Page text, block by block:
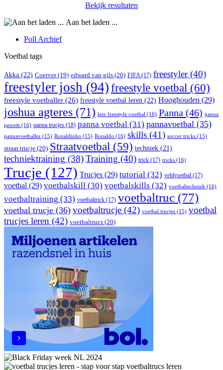
Bekijk resultaten
Aan het laden ...
Poll Archief
Voetbal tags
Akka (22) Coerver(19) edward van gils (20) FIFA (17) freestyler(40)
freestyler josh (94) freestyle voetbal (60)
freestyle voetballer (26) freestyle voetbal leren (22) Hooghouden (29)
joshua agteres (71) leer freestyle voetbal (16) Panna (46) panna
penotti (16) panna trucjes (18) panna voetbal (31) pannavoetbal (35)
pannavoetballer (15) Ronaldinho (15) Ronaldo (16) skills (41) soccer tricks (15)
straat trucje (20) Straatvoetbal (59) techniek (21)
techniektraining (38)Training (40) trick (17) tricks (16)
Trucje (127) Trucjes (29) tutorial (32) veldvoetbal (17)
voetbal (29) voetbalskill (30) voetbalskills (32) voetbaltechniek (16)
voetbaltraining (33) voetbaltrick (17) voetbaltruc (77)
voetbal trucje (36) voetbaltrucje (42) voetbal trucjes (15) voetbal
trucjes leren (42) voetbaltrucs (20)